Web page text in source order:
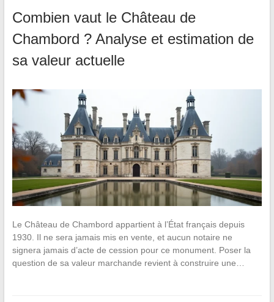
Combien vaut le Château de
Chambord ? Analyse et estimation de
sa valeur actuelle
Le Château de Chambord appartient à l’État français depuis
1930. Il ne sera jamais mis en vente, et aucun notaire ne
signera jamais d’acte de cession pour ce monument. Poser la
question de sa valeur marchande revient à construire une…